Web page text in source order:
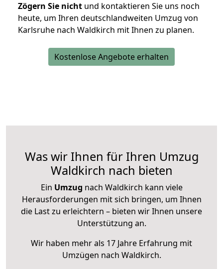
Zögern Sie nicht und kontaktieren Sie uns noch
heute, um Ihren deutschlandweiten Umzug von
Karlsruhe nach Waldkirch mit Ihnen zu planen.
Kostenlose Angebote erhalten
Was wir Ihnen für Ihren Umzug
Waldkirch nach bieten
Ein Umzug nach Waldkirch kann viele
Herausforderungen mit sich bringen, um Ihnen
die Last zu erleichtern – bieten wir Ihnen unsere
Unterstützung an.
Wir haben mehr als 17 Jahre Erfahrung mit
Umzügen nach Waldkirch.